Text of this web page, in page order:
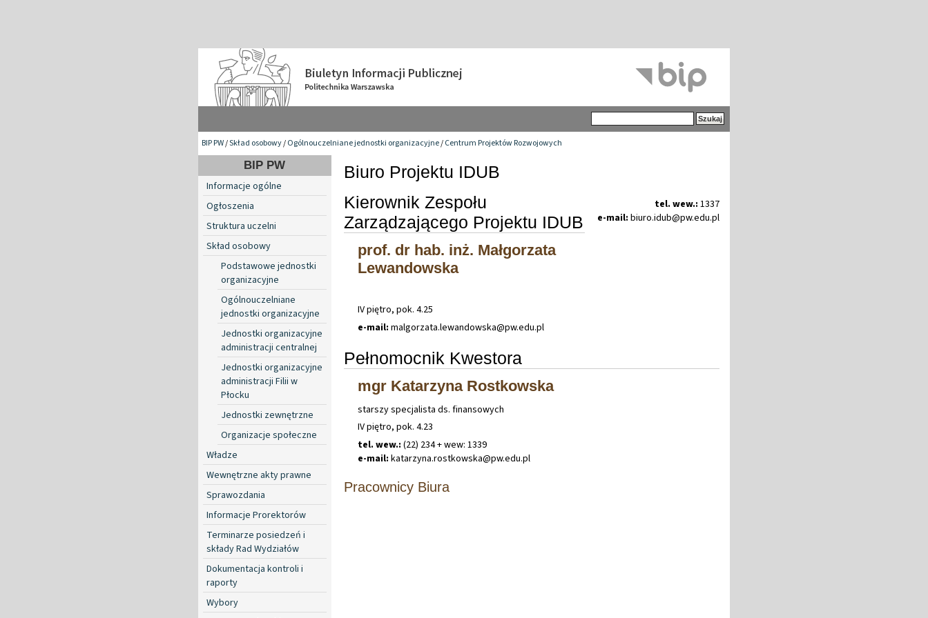
BIP PW/Skład osobowy/Ogólnouczelniane jednostki organizacyjne/Centrum Projektów Rozwojowych
BIP PW
Informacje ogólne
Ogłoszenia
Struktura uczelni
Skład osobowy
Podstawowe jednostki
organizacyjne
Ogólnouczelniane
jednostki organizacyjne
Jednostki organizacyjne
administracji centralnej
Jednostki organizacyjne
administracji Filii w
Płocku
Jednostki zewnętrzne
Organizacje społeczne
Władze
Wewnętrzne akty prawne
Sprawozdania
Informacje Prorektorów
Terminarze posiedzeń i
składy Rad Wydziałów
Dokumentacja kontroli i
raporty
Wybory
Biuro Projektu IDUB
tel. wew.: 1337
e-mail: biuro.idub@pw.edu.pl
Kierownik Zespołu
Zarządzającego Projektu IDUB
prof. dr hab. inż. Małgorzata
Lewandowska
IV piętro, pok. 4.25
e-mail: malgorzata.lewandowska@pw.edu.pl
Pełnomocnik Kwestora
mgr Katarzyna Rostkowska
starszy specjalista ds. finansowych
IV piętro, pok. 4.23
tel. wew.: (22) 234 + wew: 1339
e-mail: katarzyna.rostkowska@pw.edu.pl
Pracownicy Biura